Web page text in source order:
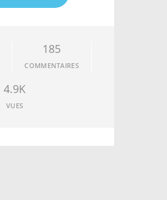
185
COMMENTAIRES
4.9K
VUES